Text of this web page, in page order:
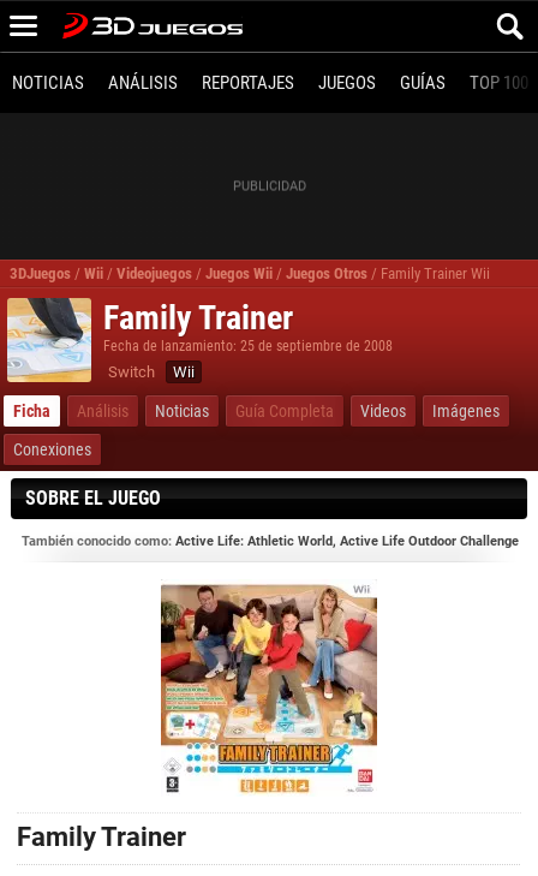
NOTICIAS ANÁLISIS REPORTAJES JUEGOS GUÍAS TOP 100
3DJuegos / Wii / Videojuegos / Juegos Wii / Juegos Otros / Family Trainer Wii
Family Trainer
Fecha de lanzamiento: 25 de septiembre de 2008
Switch Wii
Ficha Análisis Noticias Guía Completa Videos
Imágenes
Conexiones
SOBRE EL JUEGO
También conocido como: Active Life: Athletic World, Active Life Outdoor Challenge
Family Trainer